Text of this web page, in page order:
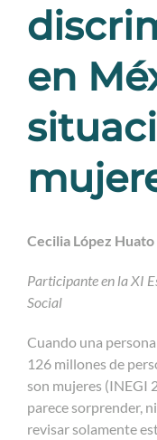
en
Cecilia López Huato
Participante en la XI
Social
Cuando una
126 millones de
son mujeres (INEGI
parece sorprender,
revisar solamente